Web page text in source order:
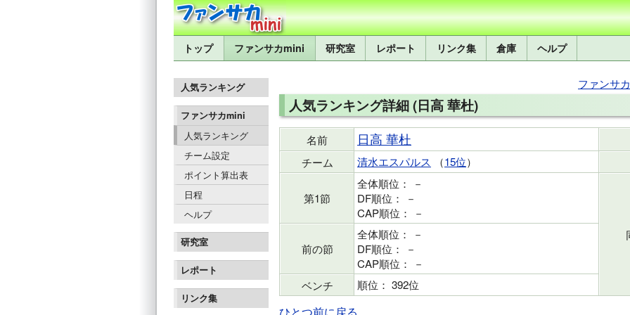
トップ ファンサカmini 研究室 レポート リンク集 倉庫 ヘルプ
人気ランキング
ファンサカmini
人気ランキング
チーム設定
ポイント算出表
日程
ヘルプ
研究室
レポート
リンク集
ファンサ
人気ランキング詳細 (日高 華杜)
名前 日高 華杜
チーム 清水エスパルス （15位）
第1節
全体順位： －
DF順位： －
CAP順位： －
前の節
全体順位： －
DF順位： －
CAP順位： －
ベンチ
順位： 392位